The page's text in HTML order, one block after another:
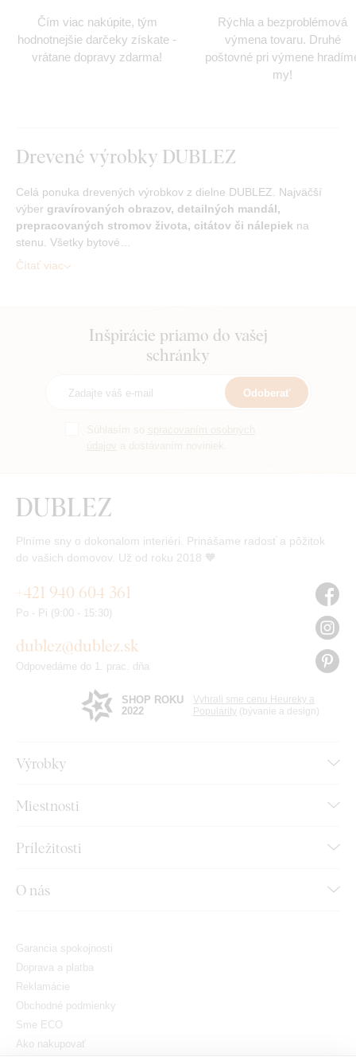
Čím viac nakúpite, tým
hodnotnejšie darčeky získate -
vrátane dopravy zdarma!
Rýchla a bezproblémová
výmena tovaru. Druhé
poštovné pri výmene
my!
Drevené výrobky DUBLEZ
Celá ponuka drevených výrobkov z dielne DUBLEZ. Najväčší
výber gravírovaných obrazov, detailných mandál,
prepracovaných stromov života, citátov či nálepiek na
stenu. Všetky bytové…
Čítať viac
Inšpirácie priamo do vašej
schránky
Odoberať
Plníme sny o dokonalom interiéri. Prinášame radosť a pôžitok
do vašich domovov. Už od roku 2018 🧡
Výrobky
Miestnosti
Príležitosti
O nás
+421 940 604 361
Po - Pi (9:00 - 15:30)
dublez@dublez.sk
Odpovedáme do 1. prac. dňa
SHOP ROKU
2022
Vyhrali sme cenu Heureky a
Popularity (bývanie a design)
Garancia spokojnosti
Doprava a platba
Reklamácie
Obchodné podmienky
Sme ECO
Ako nakupovať